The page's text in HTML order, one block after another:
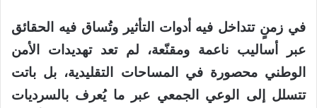
في زمنٍ تتداخل فيه أدوات التأثير وتُساق فيه الحقائق
عبر أساليب ناعمة ومقنّعة، لم تعد تهديدات الأمن
الوطني محصورة في المساحات التقليدية، بل باتت
تتسلل إلى الوعي الجمعي عبر ما يُعرف بالسرديات